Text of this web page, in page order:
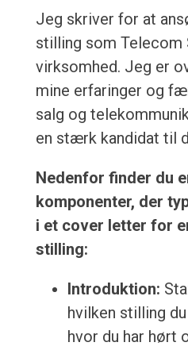
Jeg skriver for at
stilling som Telecom
virksomhed. Jeg er
mine erfaringer og
salg og
en stærk kandidat til
Nedenfor finder du
komponenter, der
i et cover letter for
stilling:
Introduktion:
hvilken stilling
hvor du har hørt